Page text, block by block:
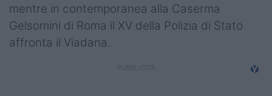
mentre in contemporanea alla Caserma
Gelsomini di Roma il XV della Polizia di Stato
affronta il Viadana.